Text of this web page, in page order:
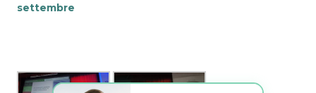
settembre